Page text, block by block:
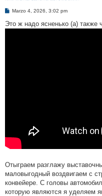
M
n
s
Marzo 4, 2026, 3:02 pm
Это ж надо ясненько (а) также
Отыграем разглажу
маловыгодный воздвигаем с
конвейере. С головы
которую являются я уделяем